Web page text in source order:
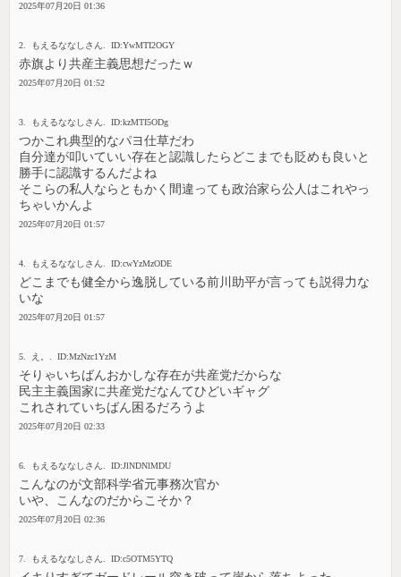
2025年07月20日 01:36
2. もえるななしさん. ID:YwMTI2OGY
赤旗より共産主義思想だったｗ
2025年07月20日 01:52
3. もえるななしさん. ID:kzMTI5ODg
つかこれ典型的なパヨ仕草だわ
自分達が叩いていい存在と認識したらどこまでも貶めも良いと
勝手に認識するんだよね
そこらの私人ならともかく間違っても政治家ら公人はこれやっ
ちゃいかんよ
2025年07月20日 01:57
4. もえるななしさん. ID:cwYzMzODE
どこまでも健全から逸脱している前川助平が言っても説得力な
いな
2025年07月20日 01:57
5. え。. ID:MzNzc1YzM
そりゃいちばんおかしな存在が共産党だからな
民主主義国家に共産党だなんてひどいギャグ
これされていちばん困るだろうよ
2025年07月20日 02:33
6. もえるななしさん. ID:JlNDNlMDU
こんなのが文部科学省元事務次官か
いや、こんなのだからこそか？
2025年07月20日 02:36
7. もえるななしさん. ID:c5OTM5YTQ